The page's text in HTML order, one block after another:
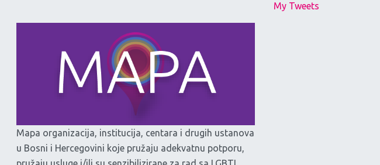
Mapa organizacija, institucija, centara i drugih ustanova
u Bosni i Hercegovini koje pružaju adekvatnu potporu,
My Tweets